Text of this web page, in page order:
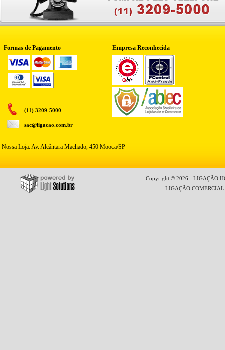
Formas de Pagamento Empresa Reconhecida
(11) 3209-5000
sac@ligacao.com.br
Nossa Loja: Av. Alcântara Machado, 450 Mooca/SP
Copyright © 2026 - LIGAÇÃO
LIGAÇÃO